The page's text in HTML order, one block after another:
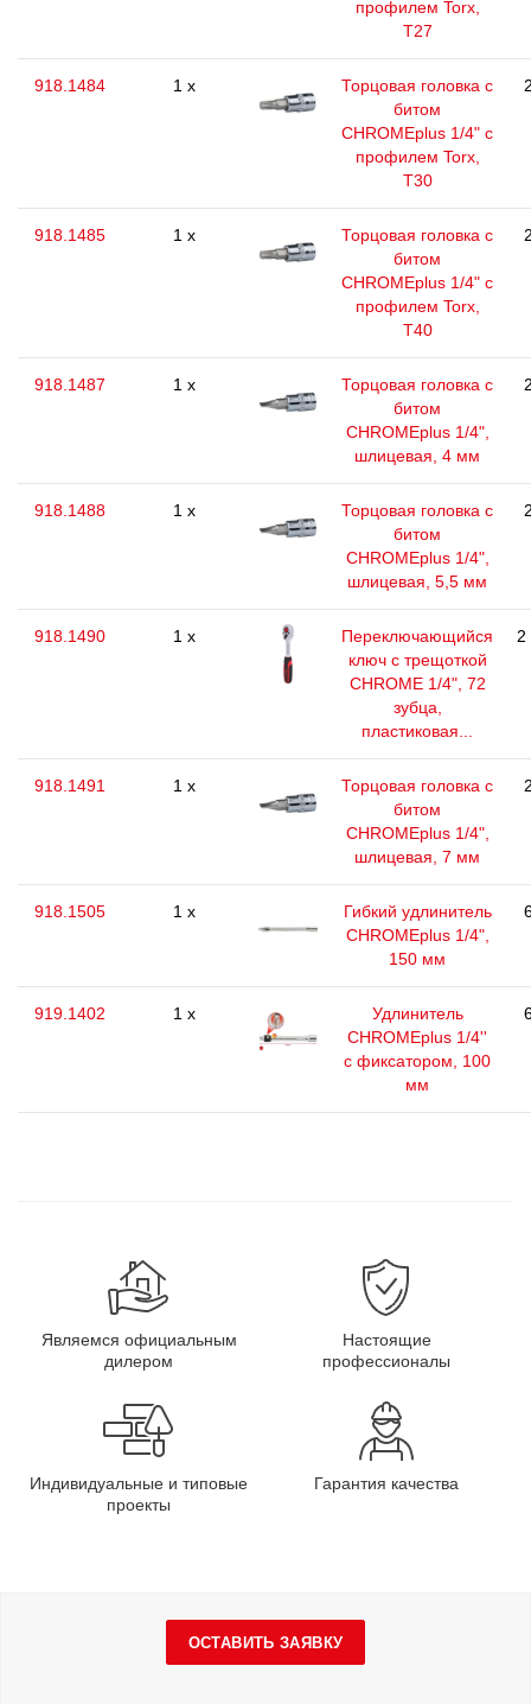
профилем Torx,
T27
918.1484 1 x
Торцовая головка с
битом
CHROMEplus 1/4" с
профилем Torx,
T30
918.1485 1 x
Торцовая головка с
битом
CHROMEplus 1/4" с
профилем Torx,
T40
918.1487 1 x
Торцовая головка с
битом
CHROMEplus 1/4",
шлицевая, 4 мм
918.1488 1 x
Торцовая головка с
битом
CHROMEplus 1/4",
шлицевая, 5,5 мм
918.1490 1 x
Переключающийся
ключ с трещоткой
CHROME 1/4", 72
зубца,
пластиковая...
2
918.1491 1 x
Торцовая головка с
битом
CHROMEplus 1/4",
шлицевая, 7 мм
918.1505 1 x
Гибкий удлинитель
CHROMEplus 1/4",
150 мм
919.1402 1 x
Удлинитель
CHROMEplus 1/4''
с фиксатором, 100
мм
Являемся официальным
дилером
Настоящие
профессионалы
Индивидуальные и типовые
проекты
Гарантия качества
ОСТАВИТЬ ЗАЯВКУ